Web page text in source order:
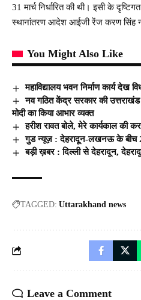
31 मार्च निर्धारित की थी। इसी के
स्थानांतरण आदेश आईजी रेंज करण सिंह
You Might Also Like
महाविद्यालय भवन निर्माण कार्य देख
नव गठित केंद्र सरकार की उत्तराखंड
मोदी का किया आभार व्यक्त
हरीश रावत बोले, मेरे कार्यकाल की
गुड न्यूज़ : देहरादून-लखनऊ के बीच
बड़ी ख़बर : दिल्ली से देहरादून,
TAGGED: Uttarakhand news
Leave a Comment